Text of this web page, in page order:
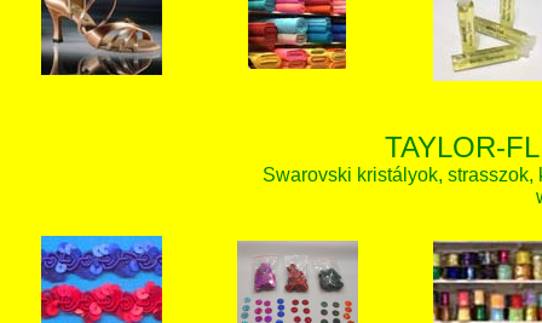
TAYLOR-
Swarovski kristályok,